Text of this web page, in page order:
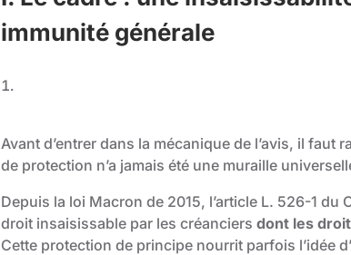
immunité générale
Avant d’entrer dans la mécanique de l’avis, il
de protection n’a jamais été une muraille
Depuis la loi Macron de 2015, l’article L. 526-1
droit insaisissable par les créanciers dont les
Cette protection de principe nourrit parfois l’idée